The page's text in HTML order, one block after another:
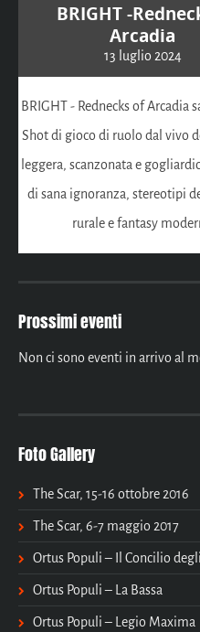
BRIGHT -
Arcadia
13 luglio 2024
BRIGHT - Rednecks of Arcadia
Shot di gioco di ruolo dal vivo
leggera, scanzonata e
di sana ignoranza, stereotipi
rurale e fantasy
Prossimi eventi
Non ci sono eventi in arrivo al
Foto Gallery
The Scar, 15-16 ottobre 2016
The Scar, 6-7 maggio 2017
Ortus Populi – Il Concilio
Ortus Populi – La Bassa
Ortus Populi – Legio Maxima